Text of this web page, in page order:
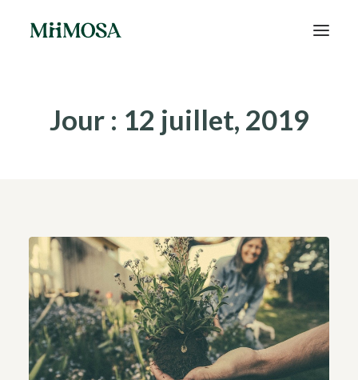
Épargne
Recherche
Jour : 12 juillet, 2019